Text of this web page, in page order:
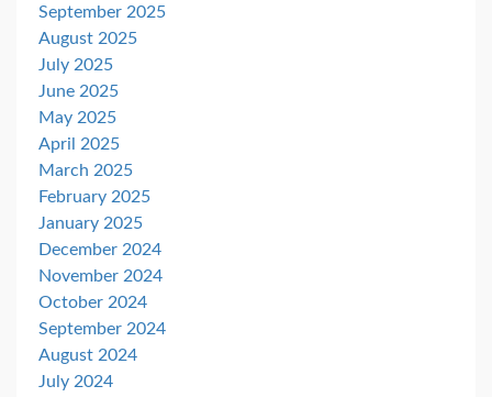
September 2025
August 2025
July 2025
June 2025
May 2025
April 2025
March 2025
February 2025
January 2025
December 2024
November 2024
October 2024
September 2024
August 2024
July 2024